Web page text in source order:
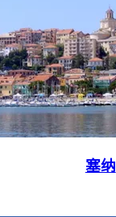
塞纳